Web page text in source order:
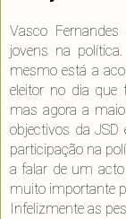
Vasco
jovens na
mesmo está a
eleitor no dia que
mas agora a
objectivos da
participação na
a falar de um
muito importante
Infelizmente as